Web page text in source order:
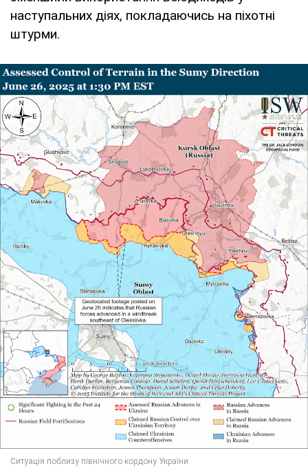
наступальних діях, покладаючись на піхотні
штурми.